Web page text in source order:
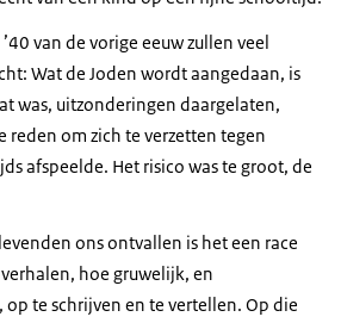
van de vorige eeuw zullen veel
Wat de Joden wordt aangedaan, is
was, uitzonderingen daargelaten,
om zich te verzetten tegen
afspeelde. Het risico was te groot, de
ons ontvallen is het een race
hoe gruwelijk, en
te schrijven en te vertellen. Op die